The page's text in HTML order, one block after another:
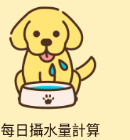
每日攝水量計算